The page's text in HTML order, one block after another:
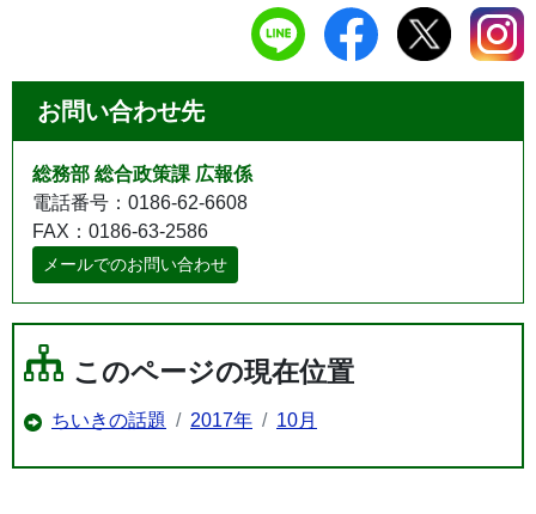
お問い合わせ先
総務部 総合政策課 広報係
電話番号：0186-62-6608
FAX：0186-63-2586
メールでのお問い合わせ
このページの現在位置
ちいきの話題 2017年 10月